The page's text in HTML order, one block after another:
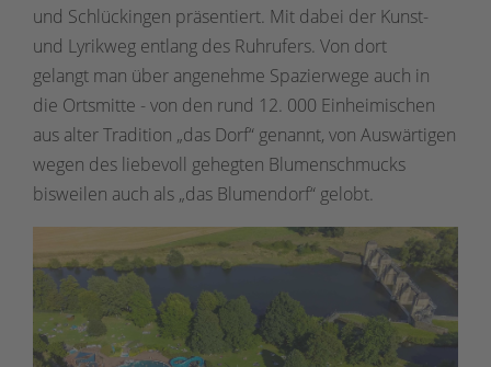
und Schlückingen präsentiert. Mit dabei der Kunst-
und Lyrikweg entlang des Ruhrufers. Von dort
gelangt man über angenehme Spazierwege auch in
die Ortsmitte - von den rund 12. 000 Einheimischen
aus alter Tradition „das Dorf“ genannt, von Auswärtigen
wegen des liebevoll gehegten Blumenschmucks
bisweilen auch als „das Blumendorf“ gelobt.